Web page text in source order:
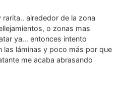
alrededor de la zona
o zonas mas
ya… entonces intento
las láminas y poco más por que
me acaba abrasando